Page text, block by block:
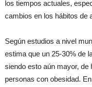
los tiempos actuales,
cambios en los hábitos de
Según estudios a nivel
estima que un 25-30% de
siendo esto aún mayor, de
personas con obesidad.